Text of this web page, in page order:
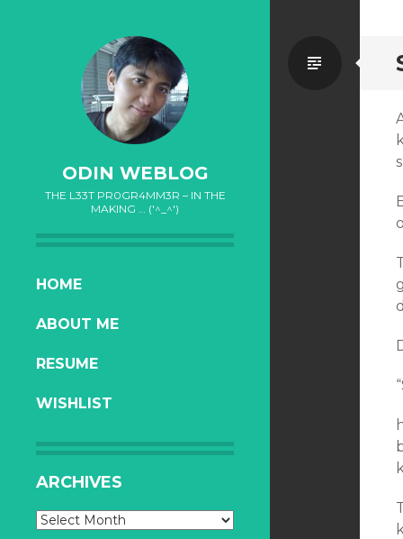
ODIN WEBLOG
THE L33T PR0GR4MM3R – IN THE
MAKING … ('^_^')
SKIP
CONTENT
HOME
ABOUT ME
RESUME
WISHLIST
ARCHIVES
Archives